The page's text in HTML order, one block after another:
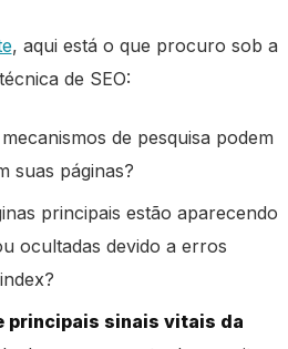
, aqui está o que procuro sob a
de SEO:
mecanismos de pesquisa podem
suas páginas?
principais estão aparecendo
ocultadas devido a erros
principais sinais vitais da